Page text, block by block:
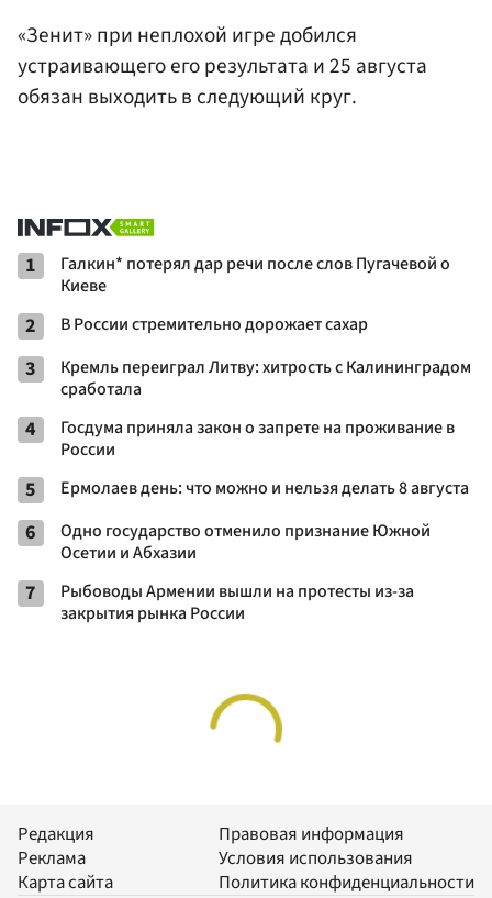
«Зенит» при неплохой игре добился
устраивающего его результата и 25 августа
обязан выходить в следующий круг.
1
Галкин* потерял дар речи после слов Пугачевой о
Киеве
2 В России стремительно дорожает сахар
3
Кремль переиграл Литву: хитрость с Калининградом
сработала
4
Госдума приняла закон о запрете на проживание в
России
5 Ермолаев день: что можно и нельзя делать 8 августа
6
Одно государство отменило признание Южной
Осетии и Абхазии
7
Рыбоводы Армении вышли на протесты из-за
закрытия рынка России
Редакция
Реклама
Карта сайта
Правовая информация
Условия использования
Политика конфиденциальности